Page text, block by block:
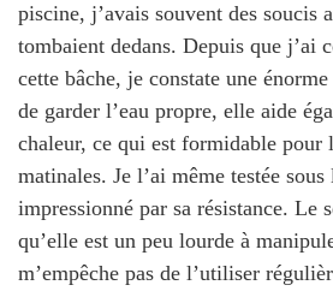
piscine, j’avais souvent des soucis
tombaient dedans. Depuis que j’ai
cette bâche, je constate une
de garder l’eau propre, elle aide
chaleur, ce qui est formidable pour
matinales. Je l’ai même testée
impressionné par sa résistance. Le
qu’elle est un peu lourde à
m’empêche pas de l’utiliser